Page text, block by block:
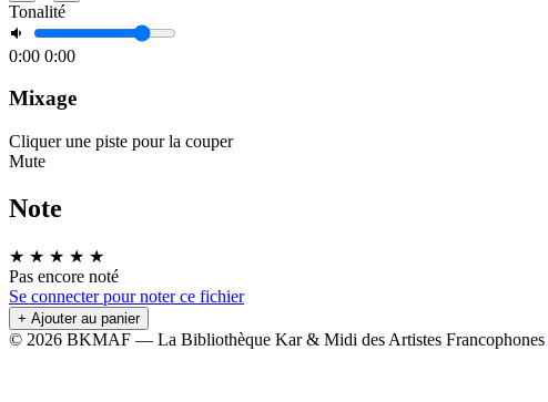
Tonalité
0:00 0:00
Mixage
Cliquer une piste pour la couper
Mute
Note
★ ★ ★ ★ ★
Pas encore noté
Se connecter pour noter ce fichier
+ Ajouter au panier
© 2026 BKMAF — La Bibliothèque Kar & Midi des Artistes Francophones